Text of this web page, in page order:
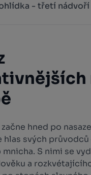
- třetí nádvoří
hned po
svých průvodců
S nimi se
a